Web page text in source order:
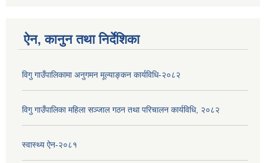
ऐन, कानुन तथा निर्देशिका
विगु गाउँपालिकामा अनुगमन मूल्याङ्कन कार्यविधि-२०८२
विगु गाउँपालिका महिला सञ्जाल गठन तथा परिचालन कार्यविधि, २०८२
स्वास्थ्य ऐन-२०८१